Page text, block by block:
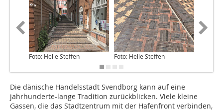
Foto: Helle Steffen Foto: Helle Steffen
Die dänische Handelsstadt Svendborg kann auf eine
jahrhunderte-lange Tradition zurückblicken. Viele kleine
Gassen, die das Stadtzentrum mit der Hafenfront verbinden,